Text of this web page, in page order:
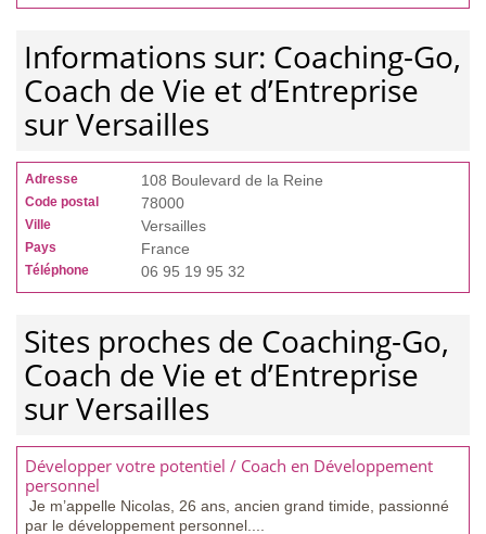
Informations sur: Coaching-Go,
Coach de Vie et d’Entreprise
sur Versailles
Adresse 108 Boulevard de la Reine
Code postal 78000
Ville Versailles
Pays France
Téléphone 06 95 19 95 32
Sites proches de Coaching-Go,
Coach de Vie et d’Entreprise
sur Versailles
Développer votre potentiel / Coach en Développement
personnel
Je m’appelle Nicolas, 26 ans, ancien grand timide, passionné
par le développement personnel....